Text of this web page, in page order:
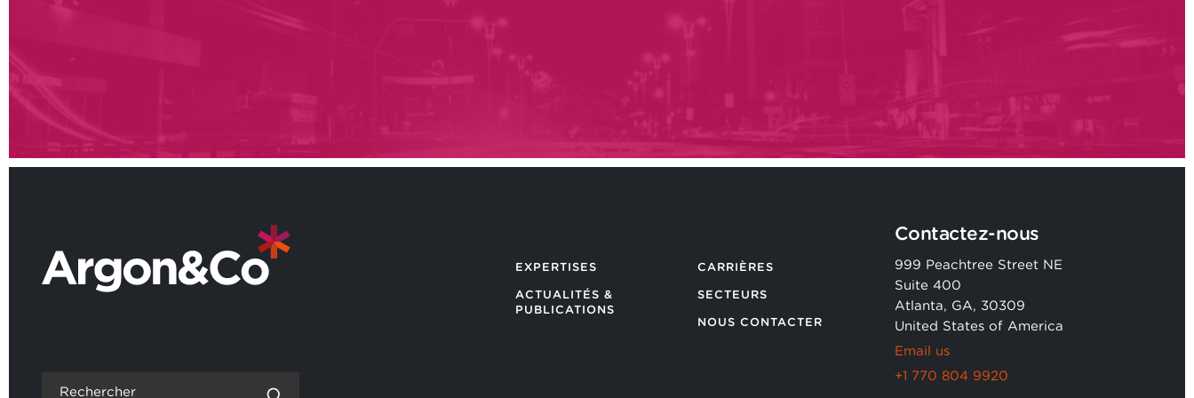
EXPERTISES
ACTUALITÉS &
PUBLICATIONS
CARRIÈRES
SECTEURS
NOUS CONTACTER
Contactez-nous
999 Peachtree Street NE
Suite 400
Atlanta, GA, 30309
United States of America
Email us
+1 770 804 9920